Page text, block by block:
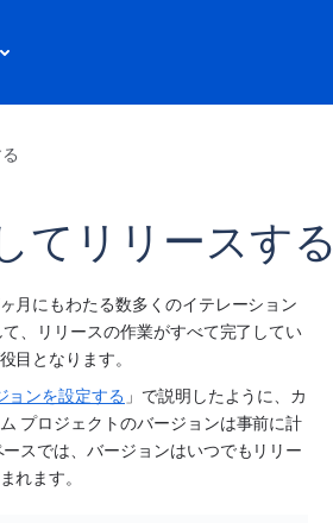
てリリースする
月にもわたる数多くのイテレーション
、リリースの作業がすべて完了してい
目となります。
ョンを設定する 」で説明したように、カ
プロジェクトのバージョンは事前に計
ースでは、バージョンはいつでもリリー
れます。